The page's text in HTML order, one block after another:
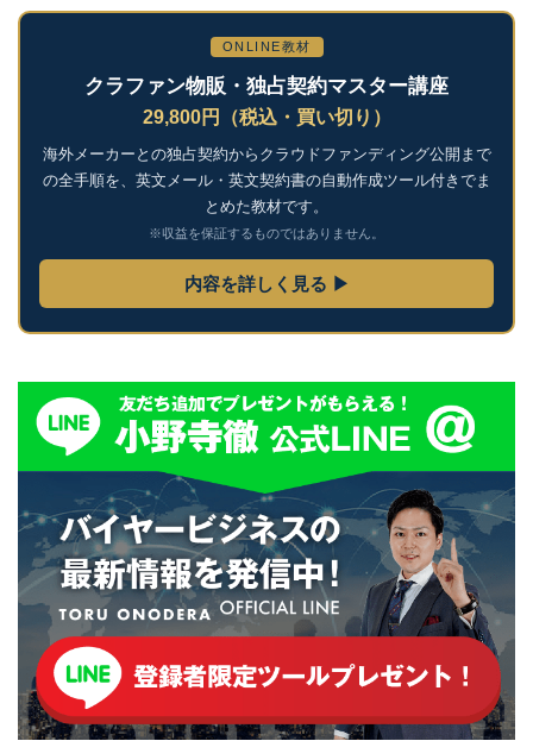
ONLINE教材
クラファン物販・独占契約マスター講座
29,800円（税込・買い切り）
海外メーカーとの独占契約からクラウドファンディング公開まで
の全手順を、英文メール・英文契約書の自動作成ツール付きでま
とめた教材です。
※収益を保証するものではありません。
内容を詳しく見る ▶